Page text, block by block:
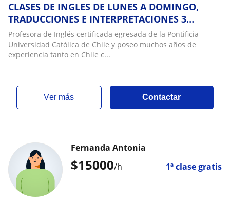
CLASES DE INGLES DE LUNES A DOMINGO,
TRADUCCIONES E INTERPRETACIONES 3
IDIOMAS TODOS NIVELES: INGLES DE
NEGOCIOS EN LAS CONDES, PROVIDENCIA,
MAIPU, ÑUÑOA, PUDAHUEL, VITACURA, LA
Profesora de Inglés certificada egresada de la Pontificia
Universidad Católica de Chile y poseo muchos años de
experiencia tanto en Chile c...
ver más Contactar
$15000/h 1ª clase gratis
Fernanda Antonia